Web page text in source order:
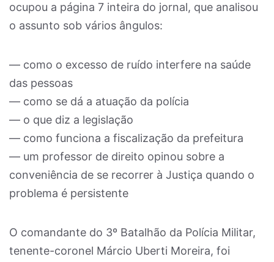
ocupou a página 7 inteira do jornal, que analisou
o assunto sob vários ângulos:
— como o excesso de ruído interfere na saúde
das pessoas
— como se dá a atuação da polícia
— o que diz a legislação
— como funciona a fiscalização da prefeitura
— um professor de direito opinou sobre a
conveniência de se recorrer à Justiça quando o
problema é persistente
O comandante do 3º Batalhão da Polícia Militar,
tenente-coronel Márcio Uberti Moreira, foi